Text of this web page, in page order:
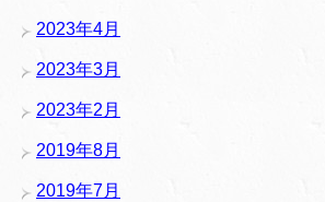
2023年4月
2023年3月
2023年2月
2019年8月
2019年7月